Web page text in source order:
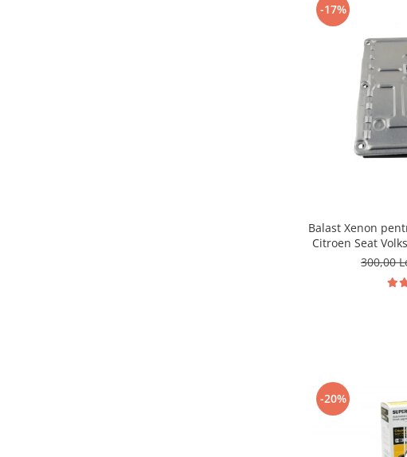
-17%
Balast Xenon
Citroen Seat
300,00
-20%